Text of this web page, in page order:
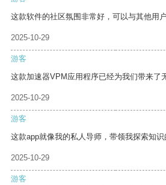
这款软件的社区氛围非常好，可以与其他用
2025-10-29
游客
这款加速器VPM应用程序已经为我们带来了
2025-10-29
游客
这款app就像我的私人导师，带领我探索知识
2025-10-29
游客